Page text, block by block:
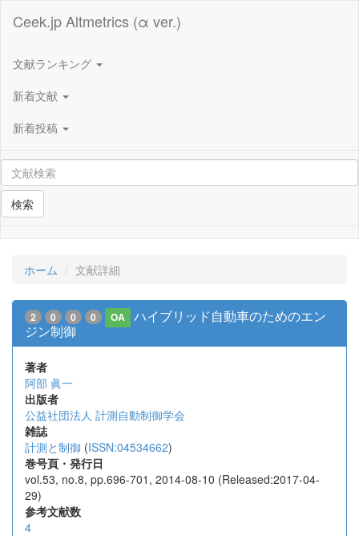
Ceek.jp Altmetrics (α ver.)
文献ランキング
新着文献
新着投稿
検索
ホーム 文献詳細
2 0 0 0 OA
ハイブリッド自動車のためのエン
ジン制御
著者
阿部 眞一
出版者
公益社団法人 計測自動制御学会
雑誌
計測と制御 (ISSN:04534662)
巻号頁・発行日
vol.53, no.8, pp.696-701, 2014-08-10 (Released:2017-04-
29)
参考文献数
4